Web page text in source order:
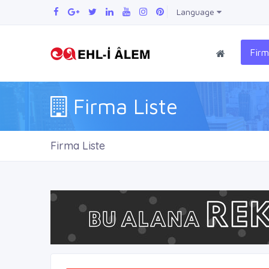
Language
Firma Liste
Firma Liste